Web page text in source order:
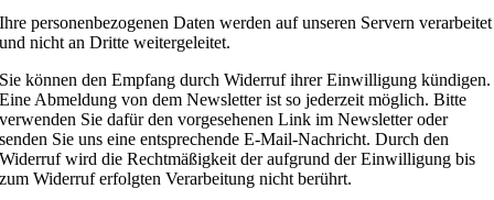
Ihre personenbezogenen Daten werden auf unseren Servern verarbeitet
und nicht an Dritte weitergeleitet.
Sie können den Empfang durch Widerruf ihrer Einwilligung kündigen.
Eine Abmeldung von dem Newsletter ist so jederzeit möglich. Bitte
verwenden Sie dafür den vorgesehenen Link im Newsletter oder
senden Sie uns eine entsprechende E-Mail-Nachricht. Durch den
Widerruf wird die Rechtmäßigkeit der aufgrund der Einwilligung bis
zum Widerruf erfolgten Verarbeitung nicht berührt.